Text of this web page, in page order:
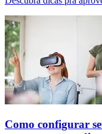
Como configurar